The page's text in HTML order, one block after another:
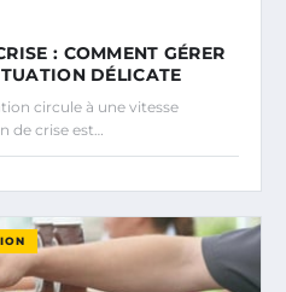
: COMMENT GÉRER
DÉLICATE
circule à une vitesse
crise est…